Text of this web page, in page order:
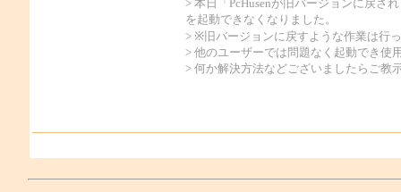
> 本日「PcHusenが旧バージョンに戻さ
を起動できなくなりました。
> ※旧バージョンに戻すような作業は行
> 他のユーザーでは問題なく起動でき使
> 何か解決方法などございましたらご教